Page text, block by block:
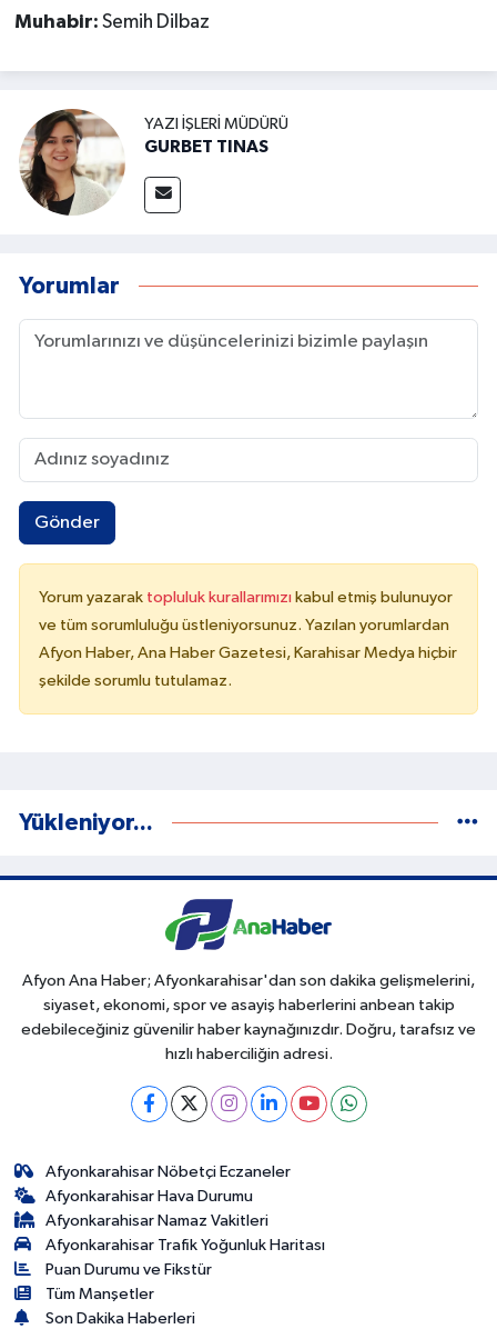
Muhabir: Semih Dilbaz
YAZI İŞLERI MÜDÜRÜ
GURBET TINAS
Yorumlar
Gönder
Yorum yazarak topluluk kurallarımızı kabul etmiş bulunuyor
ve tüm sorumluluğu üstleniyorsunuz. Yazılan yorumlardan
Afyon Haber, Ana Haber Gazetesi, Karahisar Medya hiçbir
şekilde sorumlu tutulamaz.
Yükleniyor...
Afyon Ana Haber; Afyonkarahisar'dan son dakika gelişmelerini,
siyaset, ekonomi, spor ve asayiş haberlerini anbean takip
edebileceğiniz güvenilir haber kaynağınızdır. Doğru, tarafsız ve
hızlı haberciliğin adresi.
Afyonkarahisar Nöbetçi Eczaneler
Afyonkarahisar Hava Durumu
Afyonkarahisar Namaz Vakitleri
Afyonkarahisar Trafik Yoğunluk Haritası
Puan Durumu ve Fikstür
Tüm Manşetler
Son Dakika Haberleri